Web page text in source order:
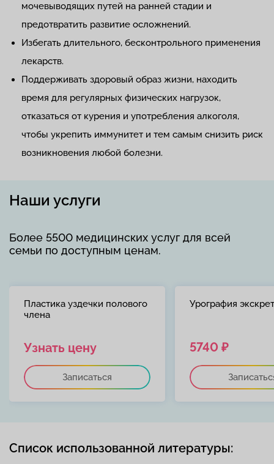
мочевыводящих путей на ранней стадии и
предотвратить развитие осложнений.
Избегать длительного, бесконтрольного применения
лекарств.
Поддерживать здоровый образ жизни, находить
время для регулярных физических нагрузок,
отказаться от курения и употребления алкоголя,
чтобы укрепить иммунитет и тем самым снизить риск
возникновения любой болезни.
Наши услуги
Более 5500 медицинских услуг для всей
семьи по доступным ценам.
Пластика уздечки полового
члена
Узнать цену
Записаться
Урография
5740 ₽
Список использованной литературы: